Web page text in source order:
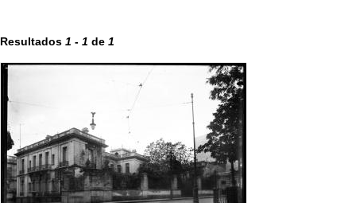
Resultados 1 - 1 de 1